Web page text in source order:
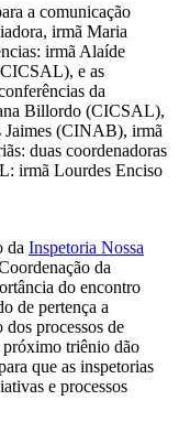
a comunicação
irmã Maria
irmã Alaíde
e as
da
Billordo (CICSAL),
(CINAB), irmã
duas coordenadoras
irmã Lourdes Enciso
da Inspetoria Nossa
da
do encontro
de pertença a
processos de
triênio dão
que as inspetorias
e processos